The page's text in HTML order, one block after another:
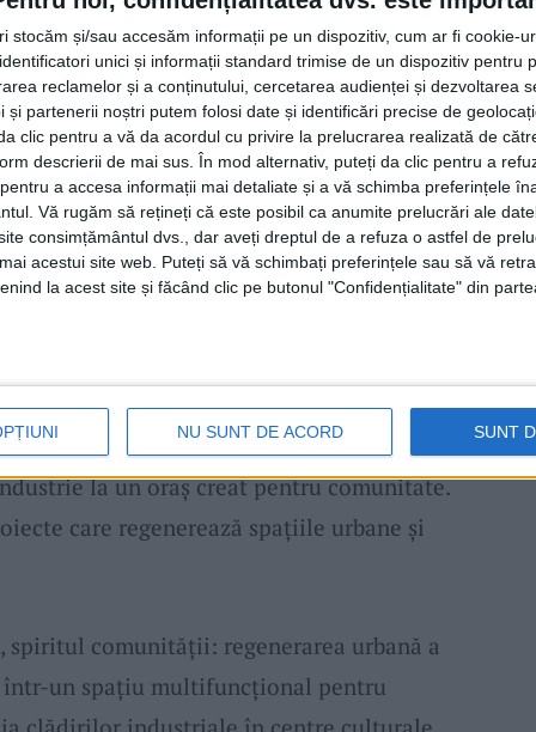
stocăm și/sau accesăm informații pe un dispozitiv, cum ar fi cookie-
unici și informații standard trimise de un dispozitiv pentru
reclamelor și a conținutului, cercetarea audienței și dezvoltarea
și partenerii noștri putem folosi date și identificări precise de
clic pentru a vă da acordul cu privire la prelucrarea realizată de
descrierii de mai sus. În mod alternativ, puteți da clic pentru a
a accesa informații mai detaliate și a vă schimba preferințele
Vă rugăm să rețineți că este posibil ca anumite prelucrări ale
consimțământul dvs., dar aveți dreptul de a refuza o astfel de
acestui site web. Puteți să vă schimbați preferințele sau să vă
la acest site și făcând clic pe butonul "Confidențialitate" din
NU SUNT DE ACORD SUNT
pentru Orașe Vizionare, în colaborare cu
ai comunității. Identitatea vizuală a
. Noul brandîmbinăsimbolic doi piloni
industrială și spiritul comunitar și
conectarea cu natura și orientarea
și Oxigen”a fost lansat oficial odată cu
cel mai mare proiect urban din ultimele
„Reșițaa fost definită de industrie,
Reșița. Oraș Oxigenmarchează trecerea
la un oraș creat pentru comunitate.
care regenerează spațiile urbane și
comunității: regenerarea urbană a
într-un spațiu multifuncțional pentru